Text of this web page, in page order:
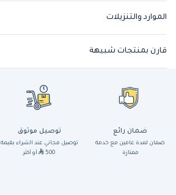
الموارد والتنزيلات
قارن بمنتجات شبيهة
ضمان رائع
ضمان لمدة عامين مع خدمة
ممتازة
توصيل موثوق
توصيل مجاني عند الشراء بقيمة
500
أو أكثر